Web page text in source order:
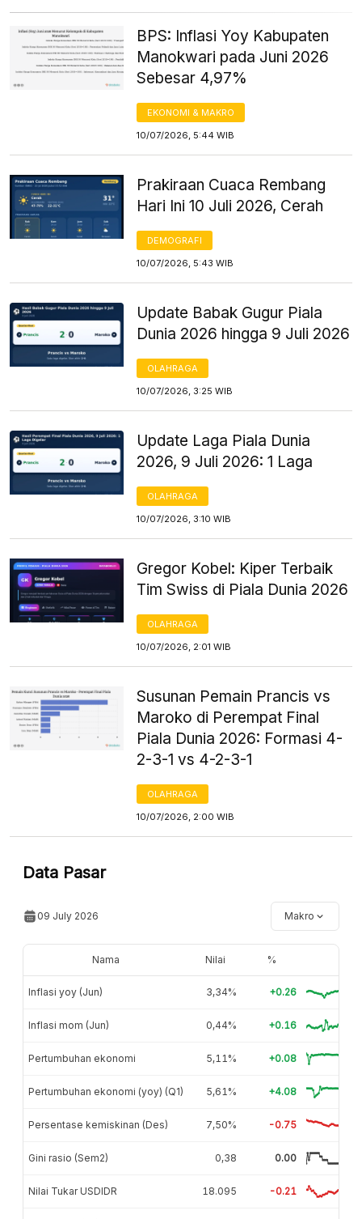
BPS: Inflasi Yoy Kabupaten
Manokwari pada Juni 2026
Sebesar 4,97%
EKONOMI & MAKRO
10/07/2026, 5:44 WIB
Prakiraan Cuaca Rembang
Hari Ini 10 Juli 2026, Cerah
DEMOGRAFI
10/07/2026, 5:43 WIB
Update Babak Gugur Piala
Dunia 2026 hingga 9 Juli 2026
OLAHRAGA
10/07/2026, 3:25 WIB
Update Laga Piala Dunia
2026, 9 Juli 2026: 1 Laga
OLAHRAGA
10/07/2026, 3:10 WIB
Gregor Kobel: Kiper Terbaik
Tim Swiss di Piala Dunia 2026
OLAHRAGA
10/07/2026, 2:01 WIB
Susunan Pemain Prancis vs
Maroko di Perempat Final
Piala Dunia 2026: Formasi 4-
2-3-1 vs 4-2-3-1
OLAHRAGA
10/07/2026, 2:00 WIB
Data Pasar
09 July 2026 Makro
Nama Nilai %
Inflasi yoy (Jun) 3,34% +0.26
Inflasi mom (Jun) 0,44% +0.16
Pertumbuhan ekonomi 5,11% +0.08
Pertumbuhan ekonomi (yoy) (Q1) 5,61% +4.08
Persentase kemiskinan (Des) 7,50% -0.75
Gini rasio (Sem2) 0,38 0.00
Nilai Tukar USDIDR 18.095 -0.21